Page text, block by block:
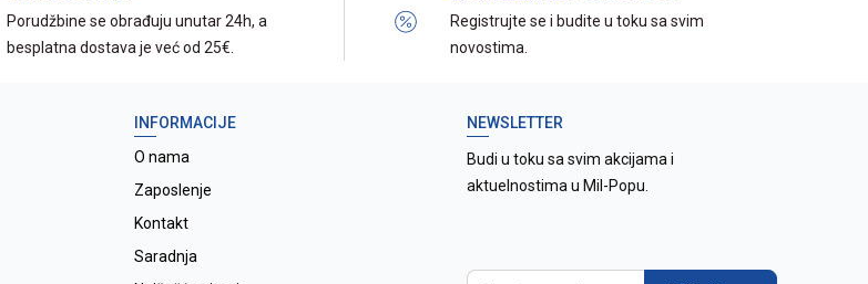
Porudžbine se obrađuju unutar 24h, a
besplatna dostava je već od 25€.
Registrujte se i budite u toku sa svim
novostima.
INFORMACIJE
O nama
Zaposlenje
Kontakt
Saradnja
NEWSLETTER
Budi u toku sa svim akcijama i
aktuelnostima u Mil-Popu.